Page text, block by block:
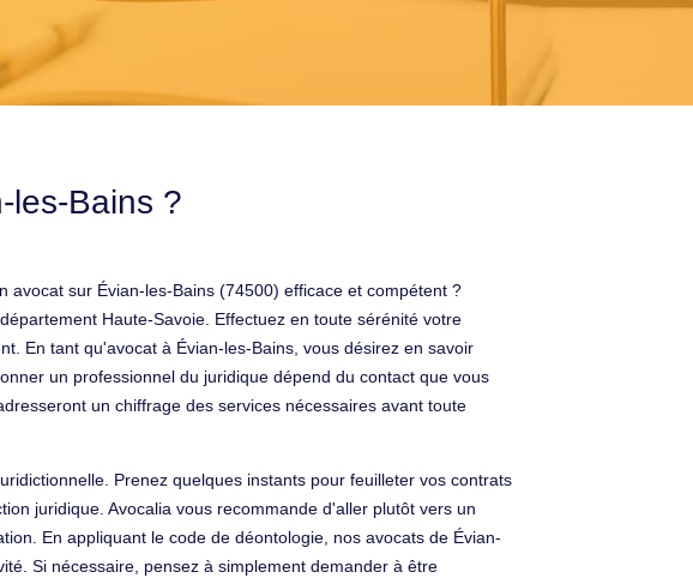
les-Bains ?
sur Évian-les-Bains (74500) efficace et compétent ?
Haute-Savoie. Effectuez en toute sérénité votre
En tant qu'avocat à Évian-les-Bains, vous désirez en savoir
un professionnel du juridique dépend du contact que vous
un chiffrage des services nécessaires avant toute
Prenez quelques instants pour feuilleter vos contrats
juridique. Avocalia vous recommande d'aller plutôt vers un
En appliquant le code de déontologie, nos avocats de Évian-
Si nécessaire, pensez à simplement demander à être